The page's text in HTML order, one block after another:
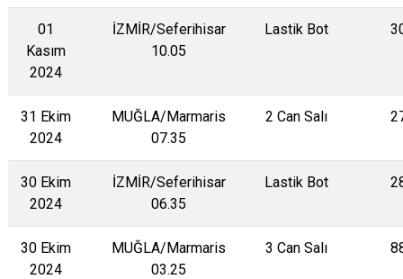
01
Kasım
2024
İZMİR/Seferihisar
10.05
Lastik Bot
31 Ekim
2024
MUĞLA/Marmaris
07.35
2 Can Salı
30 Ekim
2024
İZMİR/Seferihisar
06.35
Lastik Bot
30 Ekim
2024
MUĞLA/Marmaris
03.25
3 Can Salı